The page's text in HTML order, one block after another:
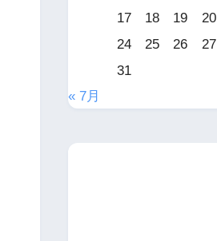
17
18 19 20
24
25 26 27
31
« 7月